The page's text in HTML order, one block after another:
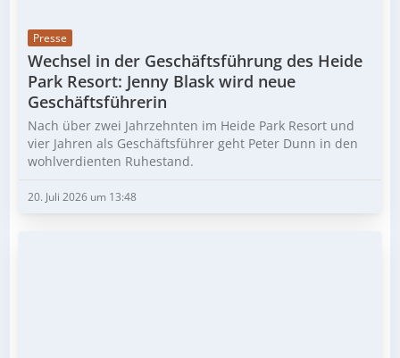
Presse
Wechsel in der Geschäftsführung des Heide
Park Resort: Jenny Blask wird neue
Geschäftsführerin
Nach über zwei Jahrzehnten im Heide Park Resort und
vier Jahren als Geschäftsführer geht Peter Dunn in den
wohlverdienten Ruhestand.
20. Juli 2026 um 13:48